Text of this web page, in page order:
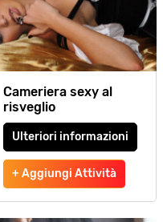
Cameriera sexy al
risveglio
Ulteriori informazioni
+ Aggiungi Attività